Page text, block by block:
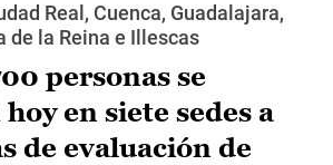
Real, Cuenca, Guadalajara,
de la Reina e Illescas
personas se
en siete sedes a
de evaluación de